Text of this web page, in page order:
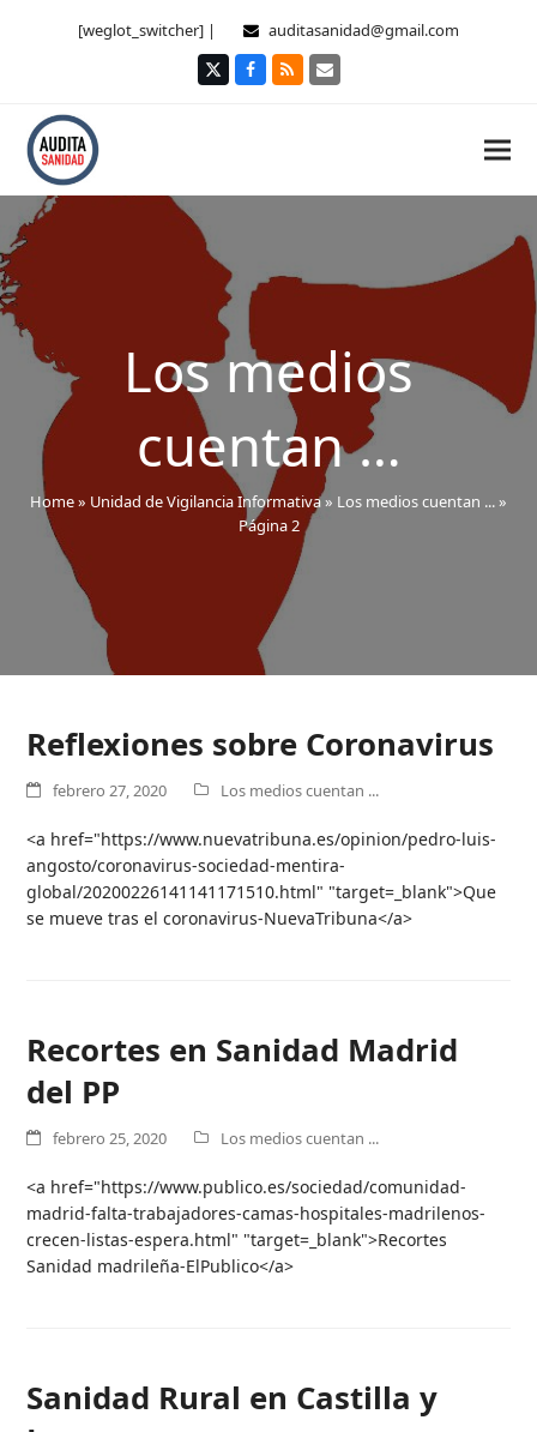
[weglot_switcher] | auditasanidad@gmail.com
TwitterFacebook
RSS Correo
Los medios
cuentan …
Home» Unidad de Vigilancia Informativa» Los medios cuentan ...»
Página 2
Reflexiones sobre Coronavirus
febrero 27, 2020 Los medios cuentan ...
<a href="https://www.nuevatribuna.es/opinion/pedro-luis-
angosto/coronavirus-sociedad-mentira-
global/20200226141141171510.html" "target=_blank">Que
se mueve tras el coronavirus-NuevaTribuna</a>
Recortes en Sanidad Madrid
del PP
febrero 25, 2020 Los medios cuentan ...
<a href="https://www.publico.es/sociedad/comunidad-
madrid-falta-trabajadores-camas-hospitales-madrilenos-
crecen-listas-espera.html" "target=_blank">Recortes
Sanidad madrileña-ElPublico</a>
Sanidad Rural en Castilla y